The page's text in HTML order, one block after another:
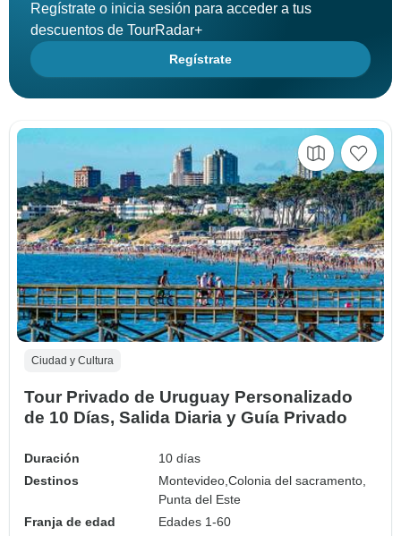
Regístrate o inicia sesión para acceder a tus
descuentos de TourRadar+
Regístrate
Ciudad y Cultura
Tour Privado de Uruguay Personalizado
de 10 Días, Salida Diaria y Guía Privado
Duración
10 días
Destinos
Montevideo,Colonia del sacramento,
Punta del Este
Franja de edad
Edades 1-60